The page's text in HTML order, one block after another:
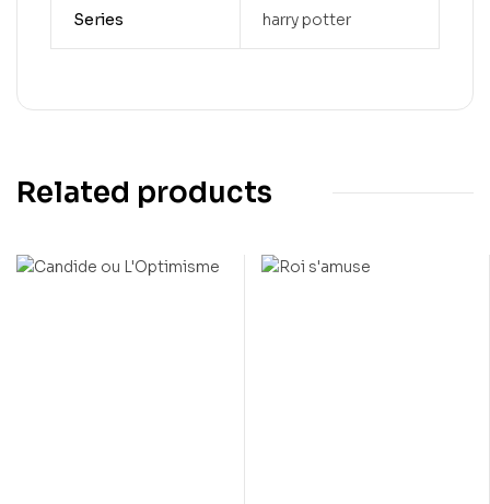
Series harry potter
Related products